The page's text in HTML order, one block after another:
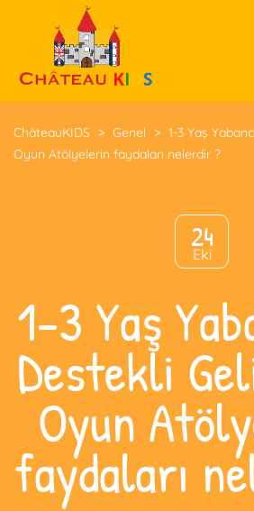
ChâteauKIDS > Genel > 1-3 Yaş
Oyun Atölyelerin faydaları nelerdir ?
24
Eki
1-3 Yaş
Destekli
Oyun
faydaları